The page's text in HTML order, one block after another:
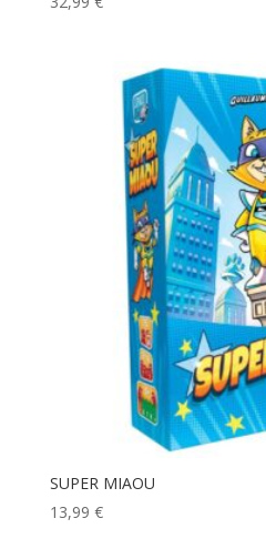
SUPER MIAOU
13,99 €